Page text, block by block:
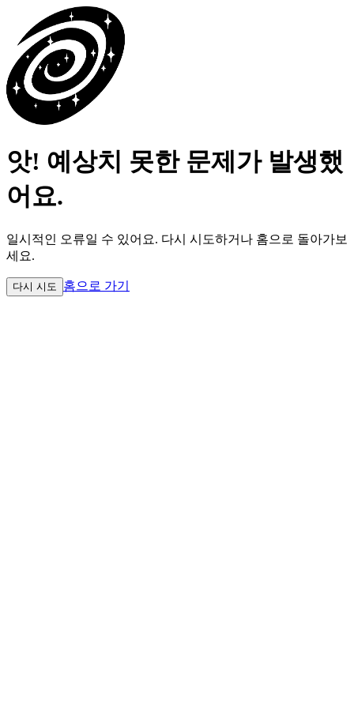
앗! 예상치 못한 문제가 발생했
어요.
일시적인 오류일 수 있어요. 다시 시도하거나 홈으로 돌아가보
세요.
다시 시도 홈으로 가기